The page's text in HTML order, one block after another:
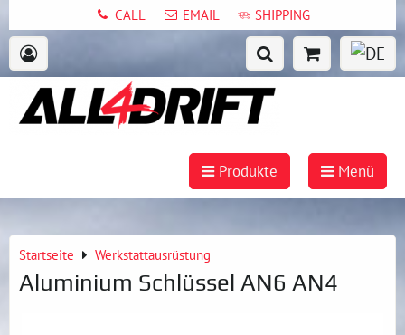
CALL EMAIL SHIPPING
Produkte Menü
Startseite Werkstattausrüstung
Aluminium Schlüssel AN6 AN4